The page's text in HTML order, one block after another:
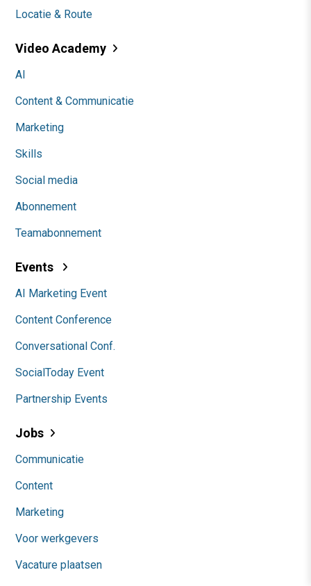
Locatie & Route
Video Academy
AI
Content & Communicatie
Marketing
Skills
Social media
Abonnement
Teamabonnement
Events
AI Marketing Event
Content Conference
Conversational Conf.
SocialToday Event
Partnership Events
Jobs
Communicatie
Content
Marketing
Voor werkgevers
Vacature plaatsen